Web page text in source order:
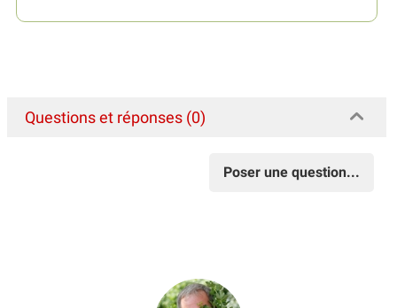
Questions et réponses (0)
Poser une question...